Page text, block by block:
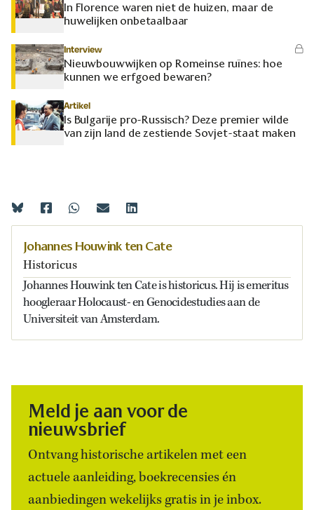
In Florence waren niet de huizen, maar de
huwelijken onbetaalbaar
Interview
Nieuwbouwwijken op Romeinse ruïnes: hoe
kunnen we erfgoed bewaren?
Artikel
Is Bulgarije pro-Russisch? Deze premier wilde
van zijn land de zestiende Sovjet-staat maken
Johannes Houwink ten Cate
Historicus
Johannes Houwink ten Cate is historicus. Hij is emeritus
hoogleraar Holocaust- en Genocidestudies aan de
Universiteit van Amsterdam.
Meld je aan voor de
nieuwsbrief
Ontvang historische artikelen met een
actuele aanleiding, boekrecensies én
aanbiedingen wekelijks gratis in je inbox.